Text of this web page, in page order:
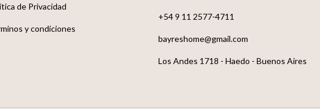
de Privacidad
y condiciones
+54 9 11 2577-4711
bayreshome@gmail.com
Los Andes 1718 - Haedo - Buenos Aires